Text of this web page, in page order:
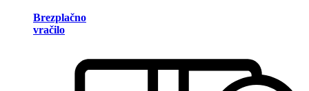
Brezplačno
vračilo